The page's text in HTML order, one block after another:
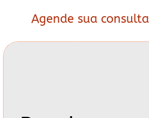
Agende sua